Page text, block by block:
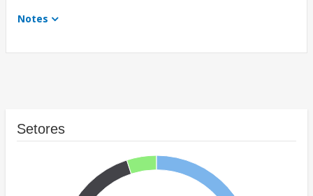
Notes
Setores